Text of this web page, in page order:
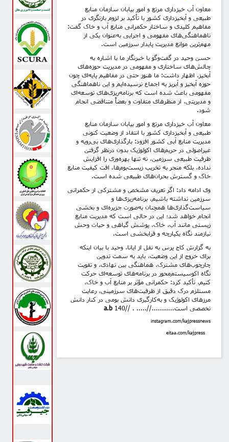
معاون آب خیزداری مرتع و امور بیابان سازمان منابع
طبیعی و آبخیزداری کشور با تأکید بر لزوم بازنگری در
مفاهیم کلیدی و ساختار حکمرانی منابع آب و خاک گفت:
ناهماهنگی‌های مفهومی و اجرایی به‌عنوان یکی از
مهم‌ترین موانع مدیریت پایدار سرزمین است.
حسن وحید در گفت‌وگو با خبرنگار ما با اشاره به
چالش‌های ساختاری و مفهومی در مدیریت حوزه‌های
آبخیز، اظهار داشت: ما هنوز حتی در مفاهیم پایه‌ای چون
حوزه آبخیز و آبریز به اجماع نرسیده‌ایم و این ناهماهنگی
مفهومی باعث شده است که برنامه‌ریزی‌های توسعه‌ای
و مدیریتی، از منظرهای متفاوت و بعضاً متناقضی انجام
شود.
معاون آب خیزداری مرتع و امور بیابان سازمان منابع
طبیعی و آبخیزداری کشور با انتقاد از وضعیت کنونی
مدیریت منابع آبی کشور افزود: بارگذاری‌های بی‌رویه و
غیراصولی در حریم‌های اکولوژیک بدون درنظر گرفتن
ظرفیت طبیعی سرزمین، نه تنها بهره‌وری را افزایش
نداده، بلکه منجر به تخریب زیست‌بوم‌ها، افت کیفیت منابع
خاک و گسترش بحران‌های طبیعی شده است.
وی ادامه داد: اگر تعریف مشخص و مشترکی از حکمرانی
سرزمین نداشته باشیم، برنامه‌ریزی‌ها و
سیاست‌گذاری‌ها همچنان به‌صورت جزیره‌ای و بخشی
انجام خواهد شد؛ این در حالی است که مدیریت منابع
زیستی مانند آب، خاک، پوشش گیاهی و حیات وحش
نیازمند نگاه یکپارچه و فرابخشی است.
به گزارش کاج پرس به نقل از ایانا، وحید با بیان اینکه
برای خروج از این وضعیت، باید به سمت تدوین
چارچوب‌های مشترک، هماهنگی بین نهادی، و تقویت
نگاه اکوسیستم‌محور در برنامه‌های توسعه‌ای حرکت
کنیم، تأکید کرد: حکمرانی مؤثر بر منابع آب و خاک،
مستلزم درک دقیق از ظرفیت‌های سرزمینی، رعایت
مرزهای اکولوژیک و به‌کارگیری دانش بومی در کنار دانش
تخصصی است...،.......//..... . //140
a.b
instagram.com/kajpressnews
eitaa.com/kajpress